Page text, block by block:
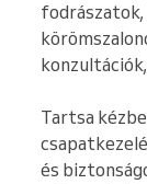
Tartsa
és